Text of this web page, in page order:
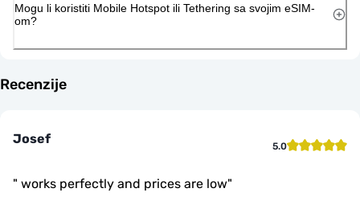
Mogu li koristiti Mobile Hotspot ili Tethering sa svojim eSIM-
om?
Recenzije
Josef 5.0
" works perfectly and prices are low"